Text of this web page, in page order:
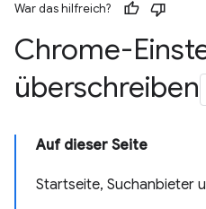
War das hilfreich?
Chrome-
überschreiben
Auf dieser Seite
Startseite, Suchanbieter